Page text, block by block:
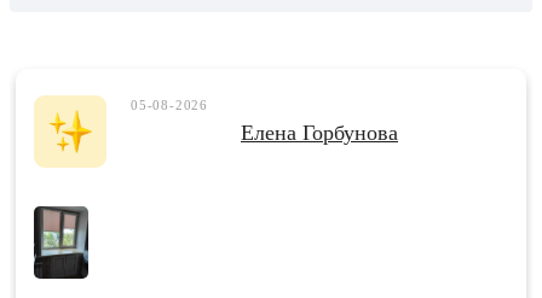
05-08-2026
Елена Горбунова